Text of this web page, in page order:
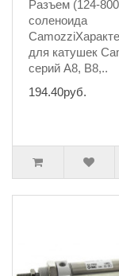
Разъем (124-
соленоида
для катушек
серий A8, B8,..
194.40руб.